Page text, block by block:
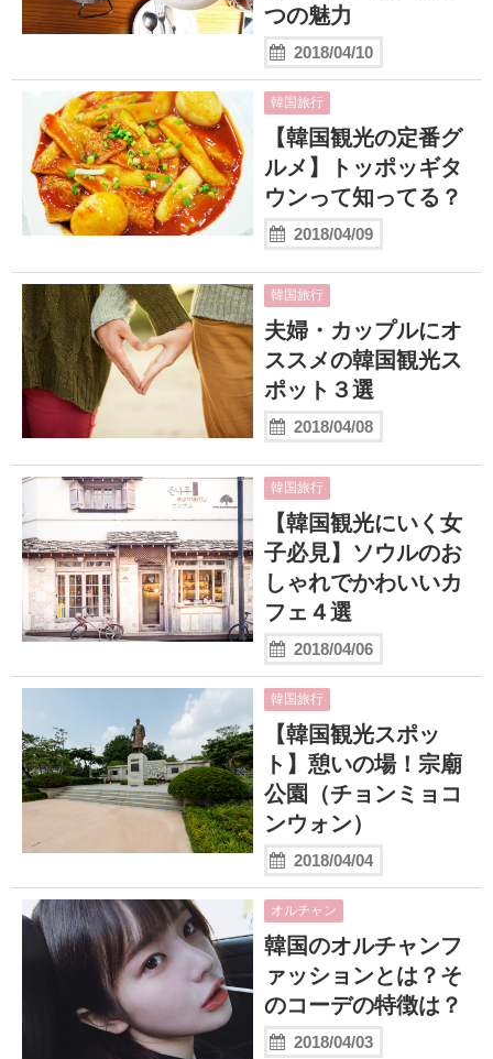
つの魅力
2018/04/10
韓国旅行
【韓国観光の定番グ
ルメ】トッポッギタ
ウンって知ってる？
2018/04/09
韓国旅行
夫婦・カップルにオ
ススメの韓国観光ス
ポット３選
2018/04/08
韓国旅行
【韓国観光にいく女
子必見】ソウルのお
しゃれでかわいいカ
フェ４選
2018/04/06
韓国旅行
【韓国観光スポッ
ト】憩いの場！宗廟
公園（チョンミョコ
ンウォン）
2018/04/04
オルチャン
韓国のオルチャンフ
ァッションとは？そ
のコーデの特徴は？
2018/04/03